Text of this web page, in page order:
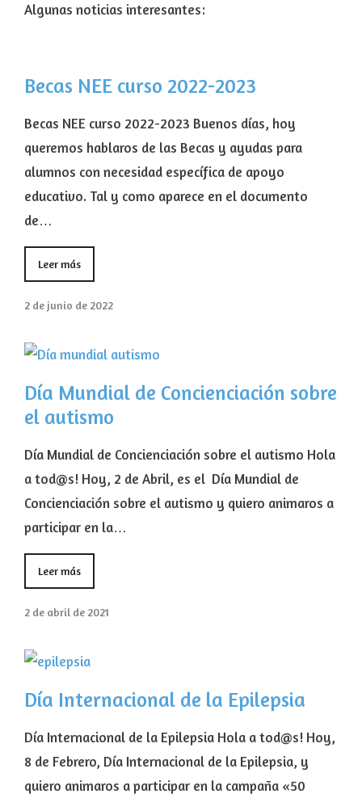
Algunas noticias interesantes:
Becas NEE curso 2022-2023
Becas NEE curso 2022-2023 Buenos días, hoy
queremos hablaros de las Becas y ayudas para
alumnos con necesidad específica de apoyo
educativo. Tal y como aparece en el documento
de…
Leer más
2 de junio de 2022
Día Mundial de Concienciación sobre
el autismo
Día Mundial de Concienciación sobre el autismo Hola
a tod@s! Hoy, 2 de Abril, es el Día Mundial de
Concienciación sobre el autismo y quiero animaros a
participar en la…
Leer más
2 de abril de 2021
Día Internacional de la Epilepsia
Día Internacional de la Epilepsia Hola a tod@s! Hoy,
8 de Febrero, Día Internacional de la Epilepsia, y
quiero animaros a participar en la campaña «50